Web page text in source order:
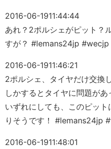
2016-06-1911:44:44
あれ？2ポルシェがピット？
すが？ #lemans24jp #wecjp
2016-06-1911:46:21
2ポルシェ、タイヤだけ交換
しかするとタイヤに問題が
いずれにしても、このピッ
りそうです！ #lemans24jp
2016-06-1911:48:01